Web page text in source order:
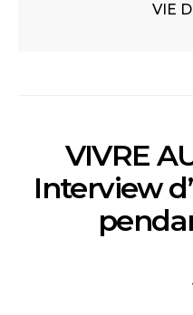
VIE
VIVRE
Interview